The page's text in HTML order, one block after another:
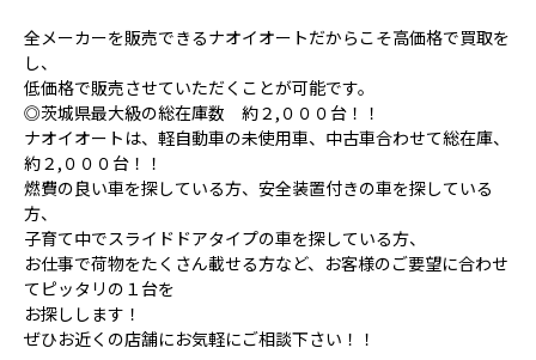
全メーカーを販売できるナオイオートだからこそ高価格で買取を
し、
低価格で販売させていただくことが可能です。
◎茨城県最大級の総在庫数 約２,０００台！！
ナオイオートは、軽自動車の未使用車、中古車合わせて総在庫、
約２,０００台！！
燃費の良い車を探している方、安全装置付きの車を探している
方、
子育て中でスライドドアタイプの車を探している方、
お仕事で荷物をたくさん載せる方など、お客様のご要望に合わせ
てピッタリの１台を
お探しします！
ぜひお近くの店舗にお気軽にご相談下さい！！